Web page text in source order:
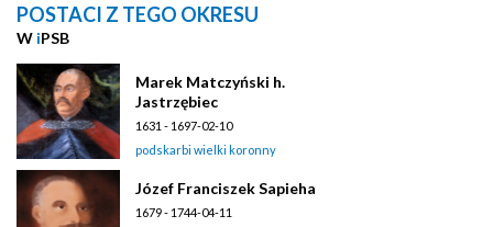
POSTACI Z TEGO OKRESU
W iPSB
Marek Matczyński h.
Jastrzębiec
1631 - 1697-02-10
podskarbi wielki koronny
Józef Franciszek Sapieha
1679 - 1744-04-11